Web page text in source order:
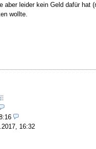
leider kein Geld dafür hat
wollte.
16:32